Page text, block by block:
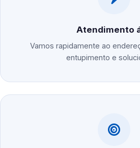
Atendimento
Vamos rapidamente ao
entupimento e